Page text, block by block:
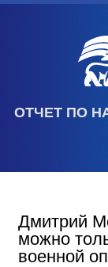
ОТЧЕТ ПО
Дмитрий
можно
военной